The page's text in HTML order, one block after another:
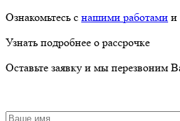
Ознакомьтесь с нашими работами и
Узнать подробнее о рассрочке
Оставьте заявку и мы перезвоним